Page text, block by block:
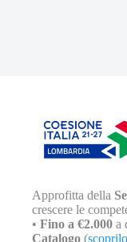
Approfitta della
crescere le
• Fino a €2.000 a
Catalogo (